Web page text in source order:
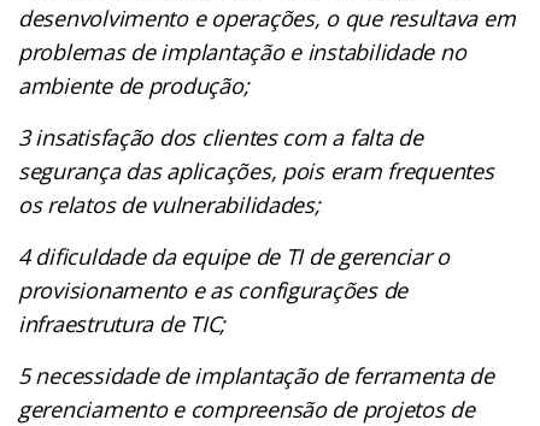
desenvolvimento e operações, o que resultava em
problemas de implantação e instabilidade no
ambiente de produção;
3 insatisfação dos clientes com a falta de
segurança das aplicações, pois eram frequentes
os relatos de vulnerabilidades;
4 dificuldade da equipe de TI de gerenciar o
provisionamento e as configurações de
infraestrutura de TIC;
5 necessidade de implantação de ferramenta de
gerenciamento e compreensão de projetos de